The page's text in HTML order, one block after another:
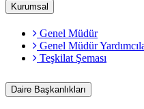
Kurumsal
Genel Müdür
Genel Müdür
Teşkilat Şeması
Daire Başkanlıkları